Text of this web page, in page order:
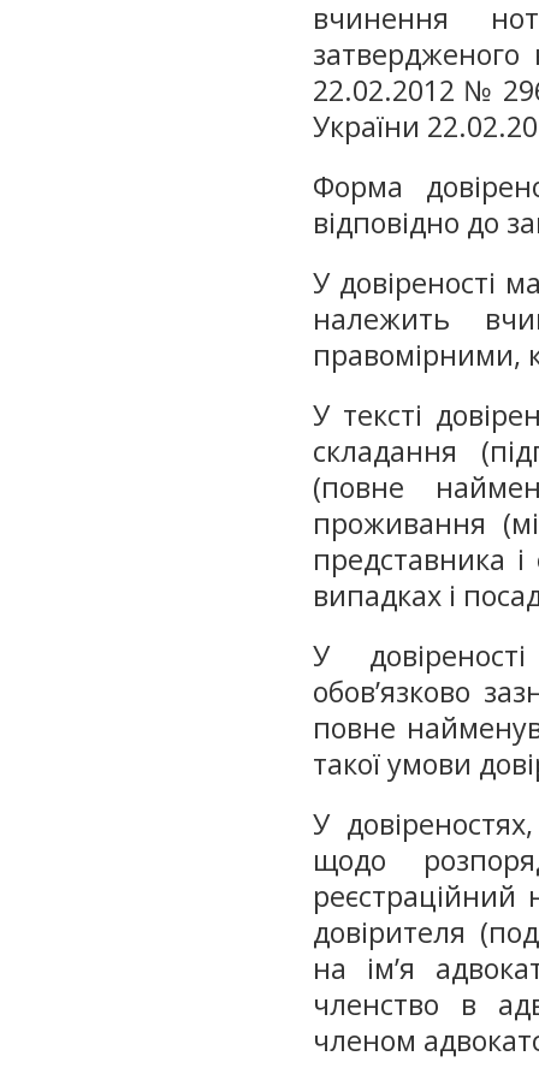
вчинення
затвердженого
22.02.2012 №
України
Форма
відповідно до
У довіреності
належить
правомірними,
У тексті
складання
(повне
проживання
представника
випадках і
У
обов’язково
повне
такої умови
У
щодо
реєстраційний
довірителя
на ім’я
членство в
членом